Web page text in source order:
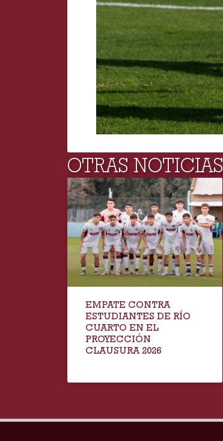
OTRAS NOTICIAS
EMPATE CONTRA
ESTUDIANTES DE RÍO
CUARTO EN EL
PROYECCIÓN
CLAUSURA 2026